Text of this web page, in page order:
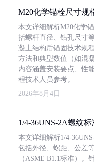
M20化学锚栓尺寸规
本文详细解析M20化学
括螺杆直径、钻孔尺寸
凝土结构后锚固技术规
方法和典型数值（如混
内容涵盖安装要点、性
程技术人员参考。
2026年8月4日
1/4-36UNS-2A螺纹
本文详细解析1/4-
包括外径、螺距、公差
（ASME B1.1标准）。